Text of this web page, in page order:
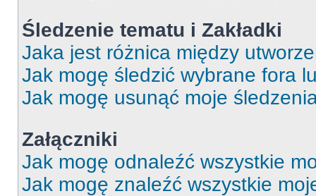
Śledzenie tematu i Zakładki
Jaka jest różnica między
Jak mogę śledzić wybrane fora
Jak mogę usunąć moje
Załączniki
Jak mogę odnaleźć wszystkie
Jak mogę znaleźć wszystkie